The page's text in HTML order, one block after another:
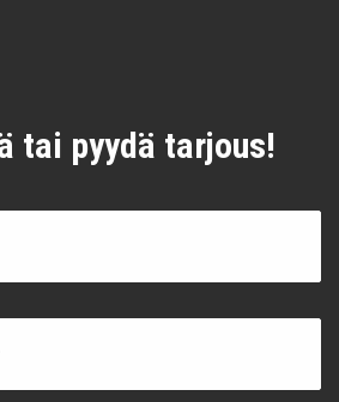
tai pyydä tarjous!